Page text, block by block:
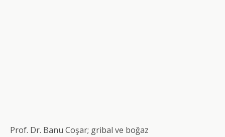
Prof. Dr. Banu Coşar; gribal ve boğaz